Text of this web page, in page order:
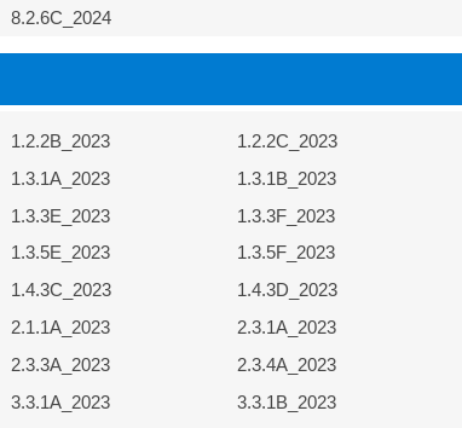
8.2.6C_2024
1.2.2B_2023 1.2.2C_2023
1.3.1A_2023 1.3.1B_2023
1.3.3E_2023 1.3.3F_2023
1.3.5E_2023 1.3.5F_2023
1.4.3C_2023 1.4.3D_2023
2.1.1A_2023 2.3.1A_2023
2.3.3A_2023 2.3.4A_2023
3.3.1A_2023 3.3.1B_2023